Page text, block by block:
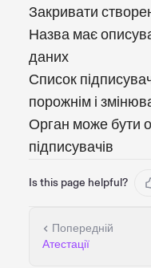
Закривати
Назва має
даних
Список
порожнім і
Орган може бути
підписувачів
Is this page helpful?
Попередній
Атестації